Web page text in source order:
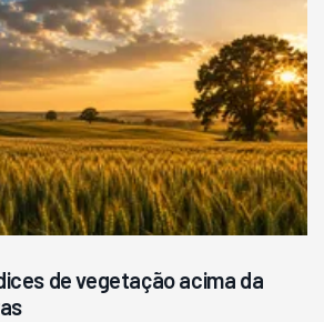
de vegetação acima da